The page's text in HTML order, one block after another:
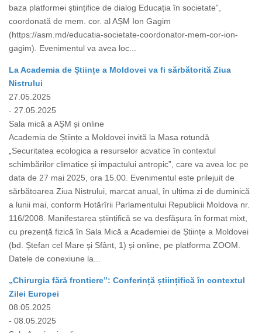
baza platformei științifice de dialog Educația în societate”,
coordonată de mem. cor. al AȘM Ion Gagim
(https://asm.md/educatia-societate-coordonator-mem-cor-ion-
gagim). Evenimentul va avea loc...
La Academia de Științe a Moldovei va fi sărbătorită Ziua
Nistrului
27.05.2025
- 27.05.2025
Sala mică a AȘM și online
Academia de Științe a Moldovei invită la Masa rotundă
„Securitatea ecologica a resurselor acvatice în contextul
schimbărilor climatice și impactului antropic”, care va avea loc pe
data de 27 mai 2025, ora 15.00. Evenimentul este prilejuit de
sărbătoarea Ziua Nistrului, marcat anual, în ultima zi de duminică
a lunii mai, conform Hotărîrii Parlamentului Republicii Moldova nr.
116/2008. Manifestarea științifică se va desfășura în format mixt,
cu prezență fizică în Sala Mică a Academiei de Științe a Moldovei
(bd. Ștefan cel Mare și Sfânt, 1) și online, pe platforma ZOOM.
Datele de conexiune la...
„Chirurgia fără frontiere”: Conferință științifică în contextul
Zilei Europei
08.05.2025
- 08.05.2025